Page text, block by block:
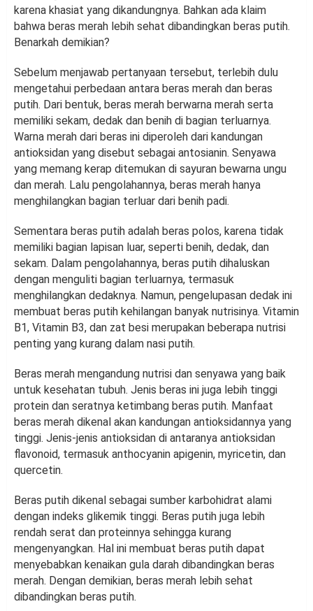
karena khasiat yang dikandungnya. Bahkan ada klaim
bahwa beras merah lebih sehat dibandingkan beras putih.
Benarkah demikian?
Sebelum menjawab pertanyaan tersebut, terlebih dulu
mengetahui perbedaan antara beras merah dan beras
putih. Dari bentuk, beras merah berwarna merah serta
memiliki sekam, dedak dan benih di bagian terluarnya.
Warna merah dari beras ini diperoleh dari kandungan
antioksidan yang disebut sebagai antosianin. Senyawa
yang memang kerap ditemukan di sayuran bewarna ungu
dan merah. Lalu pengolahannya, beras merah hanya
menghilangkan bagian terluar dari benih padi.
Sementara beras putih adalah beras polos, karena tidak
memiliki bagian lapisan luar, seperti benih, dedak, dan
sekam. Dalam pengolahannya, beras putih dihaluskan
dengan menguliti bagian terluarnya, termasuk
menghilangkan dedaknya. Namun, pengelupasan dedak ini
membuat beras putih kehilangan banyak nutrisinya. Vitamin
B1, Vitamin B3, dan zat besi merupakan beberapa nutrisi
penting yang kurang dalam nasi putih.
Beras merah mengandung nutrisi dan senyawa yang baik
untuk kesehatan tubuh. Jenis beras ini juga lebih tinggi
protein dan seratnya ketimbang beras putih. Manfaat
beras merah dikenal akan kandungan antioksidannya yang
tinggi. Jenis-jenis antioksidan di antaranya antioksidan
flavonoid, termasuk anthocyanin apigenin, myricetin, dan
quercetin.
Beras putih dikenal sebagai sumber karbohidrat alami
dengan indeks glikemik tinggi. Beras putih juga lebih
rendah serat dan proteinnya sehingga kurang
mengenyangkan. Hal ini membuat beras putih dapat
menyebabkan kenaikan gula darah dibandingkan beras
merah. Dengan demikian, beras merah lebih sehat
dibandingkan beras putih.